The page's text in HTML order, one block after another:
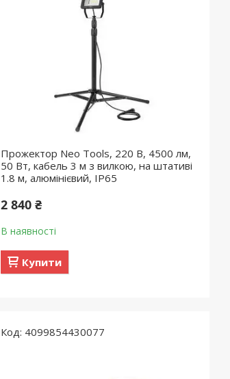
Прожектор Neo Tools, 220 В, 4500 лм,
50 Вт, кабель 3 м з вилкою, на штативі
1.8 м, алюмінієвий, IP65
2 840 ₴
В наявності
Купити
4099854430077